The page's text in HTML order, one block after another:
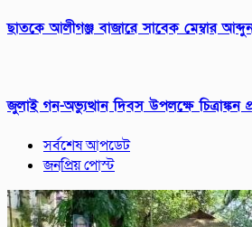
ছাতকে আলীগঞ্জ বাজারে সাবেক মেম্বার
জুলাই গন-অভ্যুত্থান দিবস উপলক্ষে
সর্বশেষ আপডেট
জনপ্রিয় পোস্ট